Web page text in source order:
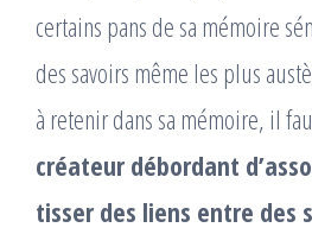
certains pans de sa mémoire
des savoirs même les plus
à retenir dans sa mémoire, il
créateur débordant
tisser des liens entre des